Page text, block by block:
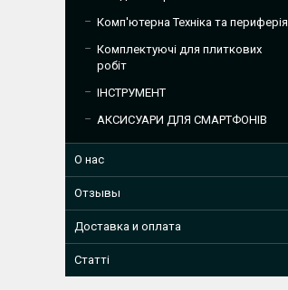
Комп'ютерна Техніка та периферія
Комплектуючі для плиткових
робіт
ІНСТРУМЕНТ
АКСИСУАРИ ДЛЯ СМАРТФОНІВ
О нас
Отзывы
Доставка и оплата
Статті